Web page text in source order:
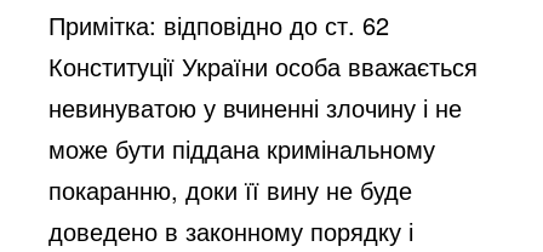
Примітка: відповідно до ст. 62
Конституції України особа вважається
невинуватою у вчиненні злочину і не
може бути піддана кримінальному
покаранню, доки її вину не буде
доведено в законному порядку і